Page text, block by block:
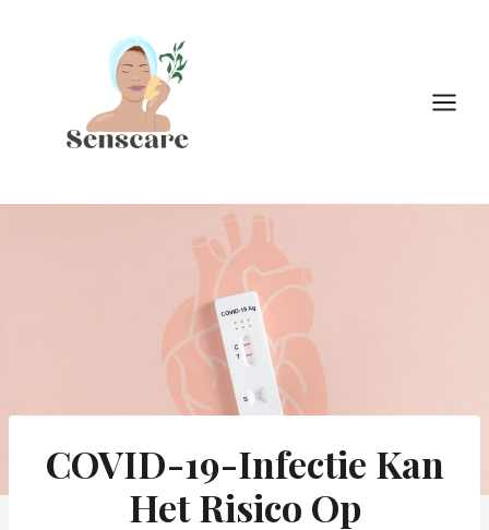
COVID-19-Infectie Kan
Het Risico Op